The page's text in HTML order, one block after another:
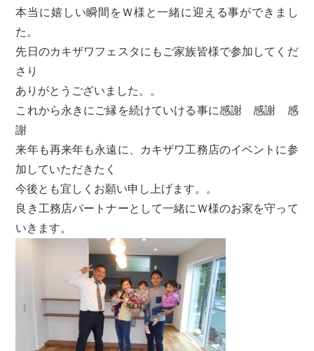
本当に嬉しい瞬間をＷ様と一緒に迎える事ができまし
た。
先日のカキザワフェスタにもご家族皆様で参加してくだ
さり
ありがとうございました。。
これから永きにご縁を続けていける事に感謝 感謝 感
謝
来年も再来年も永遠に、カキザワ工務店のイベントに参
加していただきたく
今後とも宜しくお願い申し上げます。。
良き工務店パートナーとして一緒にＷ様のお家を守って
いきます。